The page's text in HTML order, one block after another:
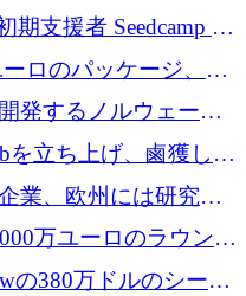
期支援者 Seedcamp が
、米国に投資
ーロのパッケージ、5
重用途成長基金EDM
リコンフォトニクス
発するノルウェーの
介する
を立ち上げ、鹵獲した
開発プラットフォー
業、欧州には研究を
のインフラが不足し
万ユーロのラウンド
の380万ドルのシード